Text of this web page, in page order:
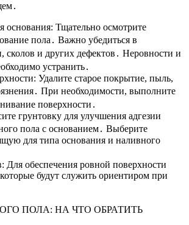
основания: Тщательно осмотрите
пола․ Важно убедиться в
сколов и других дефектов․ Неровности и
устранить․
Удалите старое покрытие, пыль,
При необходимости, выполните
поверхности․
грунтовку для улучшения адгезии
пола с основанием․ Выберите
для типа основания и наливного
Для обеспечения ровной поверхности
будут служить ориентиром при
ПОЛА: НА ЧТО ОБРАТИТЬ